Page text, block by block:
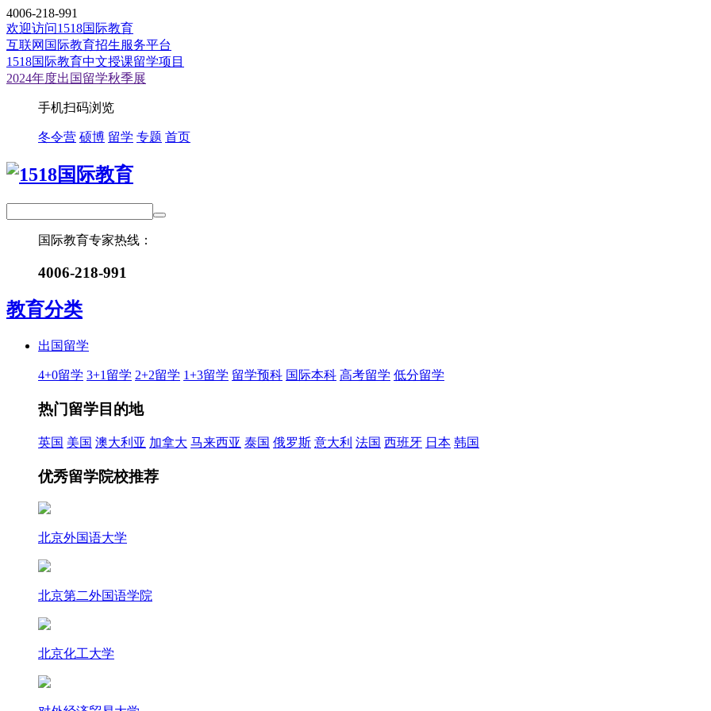
4006-218-991
欢迎访问1518国际教育
互联网国际教育招生服务平台
1518国际教育中文授课留学项目
2024年度出国留学秋季展
手机扫码浏览
冬令营 硕博 留学 专题 首页
国际教育专家热线：
4006-218-991
教育分类
出国留学
4+0留学 3+1留学 2+2留学 1+3留学 留学预科 国际本科 高考留学 低分留学
热门留学目的地
英国 美国 澳大利亚 加拿大 马来西亚 泰国 俄罗斯 意大利 法国 西班牙 日本 韩国
优秀留学院校推荐
北京外国语大学
北京第二外国语学院
北京化工大学